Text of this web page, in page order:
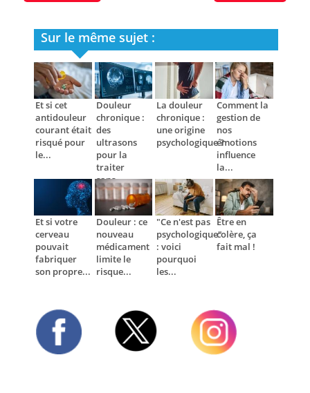
Sur le même sujet :
Et si cet
antidouleur
courant était
risqué pour
le...
Douleur
chronique :
des
ultrasons
pour la
traiter
sans...
La douleur
chronique :
une origine
psychologique ?
Comment la
gestion de
nos
émotions
influence
la...
Et si votre
cerveau
pouvait
fabriquer
son propre...
Douleur : ce
nouveau
médicament
limite le
risque...
"Ce n'est pas
psychologique"
: voici
pourquoi
les...
Être en
colère, ça
fait mal !